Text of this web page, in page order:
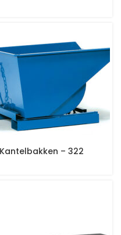
Kantelbakken – 322